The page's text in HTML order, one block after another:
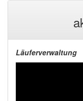
Läuferverwaltung